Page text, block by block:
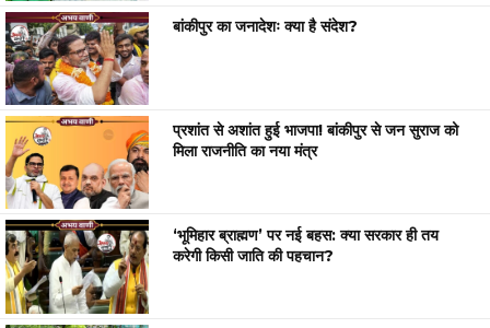
बांकीपुर का जनादेशः क्या है संदेश?
प्रशांत से अशांत हुई भाजपा! बांकीपुर से जन सुराज को
मिला राजनीति का नया मंत्र
‘भूमिहार ब्राह्मण’ पर नई बहस: क्या सरकार ही तय
करेगी किसी जाति की पहचान?